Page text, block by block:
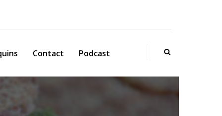
Contact Podcast